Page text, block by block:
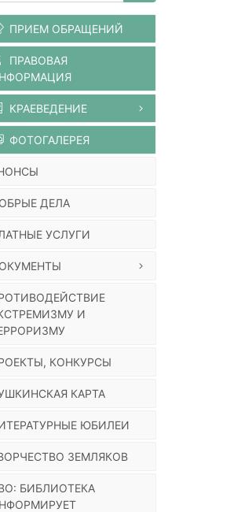
ПРИЕМ ОБРАЩЕНИЙ
ПРАВОВАЯ
КРАЕВЕДЕНИЕ
ФОТОГАЛЕРЕЯ
ДЕЛА
УСЛУГИ
И
КОНКУРСЫ
КАРТА
ЮБИЛЕИ
ЗЕМЛЯКОВ
БИБЛИОТЕКА